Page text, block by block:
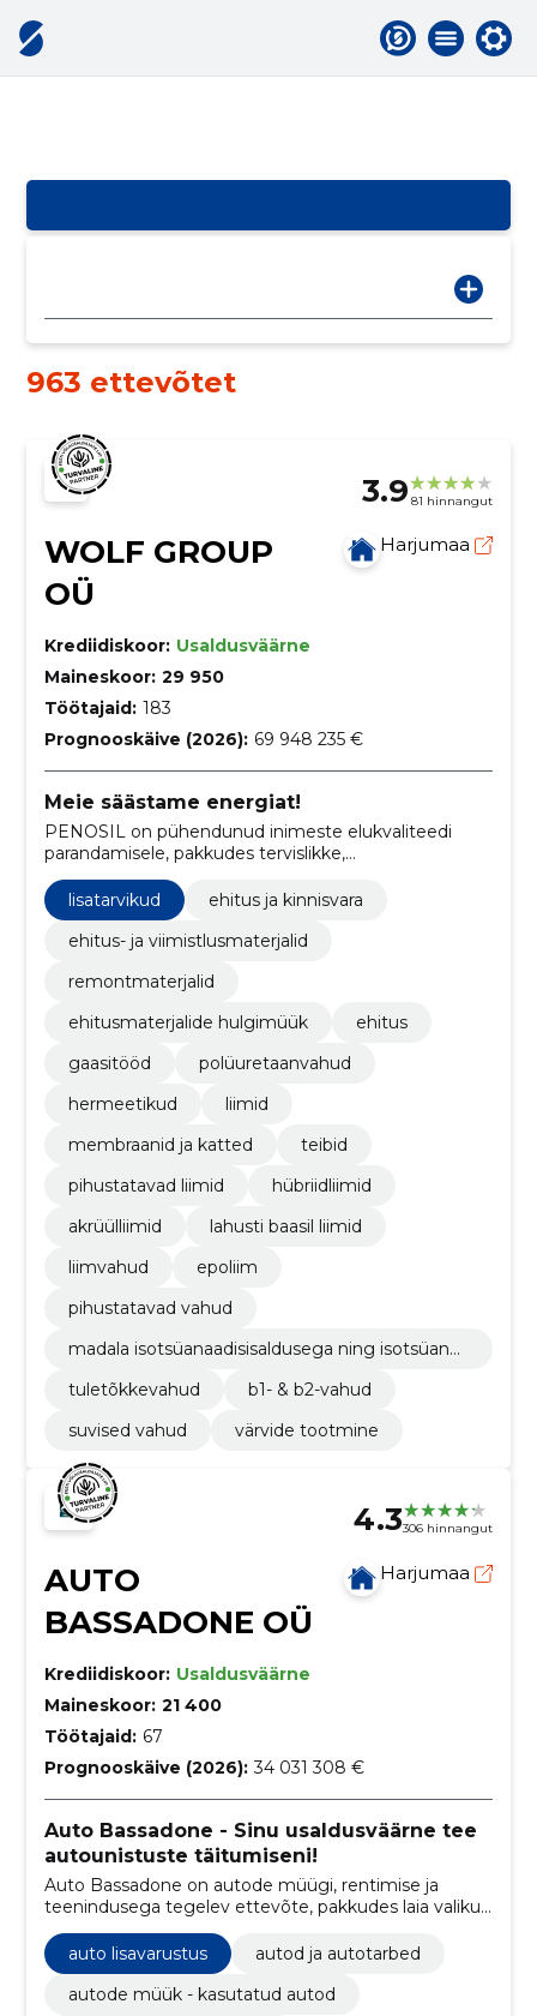
963 ettevõtet
3.9 81 hinnangut
WOLF GROUP
OÜ
Harjumaa
Krediidiskoor: Usaldusväärne
Maineskoor: 29 950
Töötajaid: 183
Prognooskäive (2026): 69 948 235 €
Meie säästame energiat!
PENOSIL on pühendunud inimeste elukvaliteedi
parandamisele, pakkudes tervislikke,
energiasäästlikke ja keskkonnasõbralikke
ehituslahendusi.
lisatarvikud
ehitus ja kinnisvara
ehitus- ja viimistlusmaterjalid
remontmaterjalid
ehitusmaterjalide hulgimüük
ehitus
gaasitööd
polüuretaanvahud
hermeetikud
liimid
membraanid ja katted
teibid
pihustatavad liimid
hübriidliimid
akrüülliimid
lahusti baasil liimid
liimvahud
epoliim
pihustatavad vahud
madala isotsüanaadisisaldusega ning isotsüanaa
tuletõkkevahud
b1- & b2-vahud
suvised vahud
värvide tootmine
4.3306 hinnangut
AUTO
BASSADONE OÜ
Harjumaa
Krediidiskoor: Usaldusväärne
Maineskoor: 21 400
Töötajaid: 67
Prognooskäive (2026): 34 031 308 €
Auto Bassadone - Sinu usaldusväärne tee
autounistuste täitumiseni!
Auto Bassadone on autode müügi, rentimise ja
teenindusega tegelev ettevõte, pakkudes laia valikut
mitmesuguseid teenuseid, sealhulgas hooldust,
remonti ja varuosade müüki.
auto lisavarustus
autod ja autotarbed
autode müük - kasutatud autod